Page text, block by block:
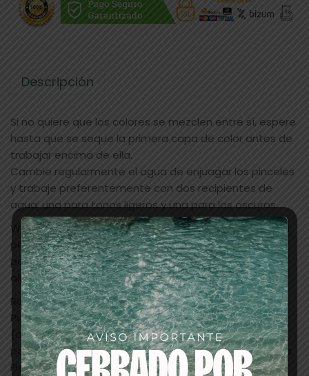
Descripción
Si no quiere que los colores se mezclen entre sí, espere
hasta que se seque la primera capa de color antes de
trabajar encima de ella.
Cambie regularmente el agua de enjuagar los pinceles
y trabaje preferentemente con dos recipientes de
agua: una para tonos ligeros y una para los oscuros.
Water Make-up (Pure) se puede aplicar también en el
pelo, siempre que éste no esté tratado (una
permanente, teñido, blanqueado, colorado con
alheña). Utilice para esto un cepillo de dientes.
Remover
Puede lavar la piel ligeramente con agua tibia y jabón
(o champú) para de esta manera retirar ya una gran
parte. Aplicar un breve masaje y aclarar con agua tibia.
Frotar demasiado con agua y jabón o champú puede